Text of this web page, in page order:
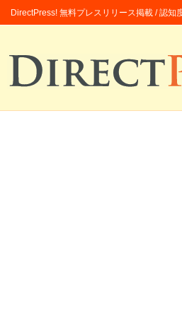
DirectPress! 無料プレスリリース掲載 / 認